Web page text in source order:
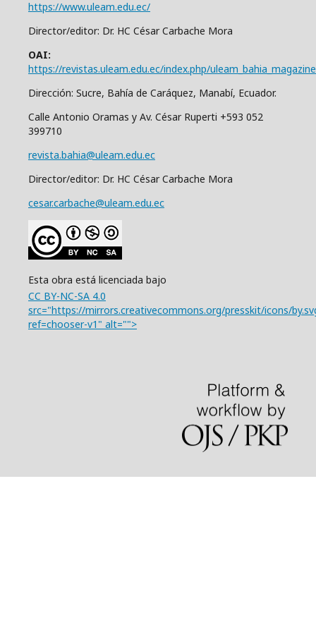
https://www.uleam.edu.ec/
Director/editor: Dr. HC César Carbache Mora
OAI:
https://revistas.uleam.edu.ec/index.php/
Dirección: Sucre, Bahía de Caráquez, Manabí, Ecuador.
Calle Antonio Oramas y Av. César Ruperti +593 052
399710
revista.bahia@uleam.edu.ec
Director/editor: Dr. HC César Carbache Mora
cesar.carbache@uleam.edu.ec
Esta obra está licenciada bajo
CC BY-NC-SA 4.0
src="https://mirrors.creativecommons.org/presskit/icons/
ref=chooser-v1" alt="">